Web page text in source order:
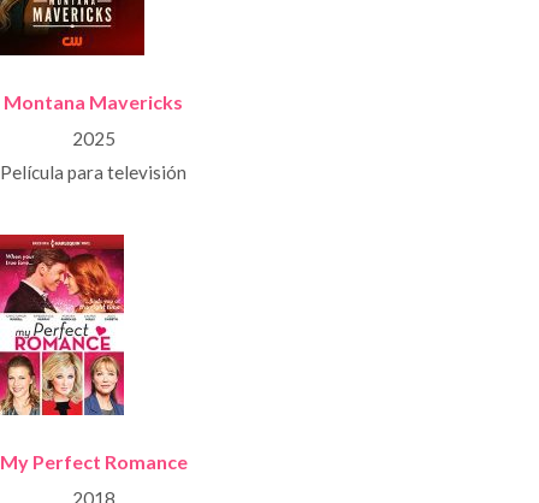
Montana Mavericks
2025
Película para televisión
My Perfect Romance
2018